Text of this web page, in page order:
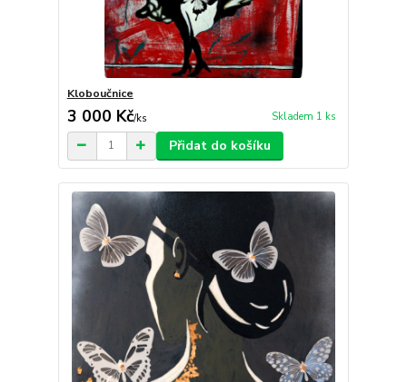
Kloboučnice
3 000 Kč/ks Skladem 1 ks
Přidat do košíku